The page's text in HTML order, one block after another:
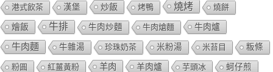
港式飲茶 漢堡 炒飯 烤鴨 燒烤 燒餅
燴飯 牛排 牛肉炒麵 牛肉熗麵 牛肉爐
牛肉麵 牛雜湯 珍珠奶茶 米粉湯 米苔目 粄條
粉圓 紅薑黃粉 羊肉 羊肉爐 芋頭冰 蚵仔煎